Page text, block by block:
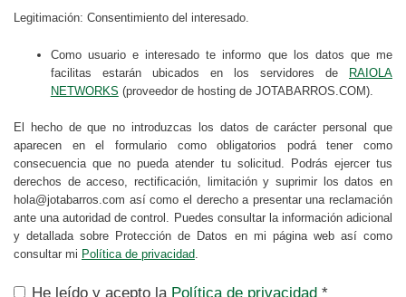
Legitimación: Consentimiento del interesado.
Como usuario e interesado te informo que los datos que me
facilitas estarán ubicados en los servidores de RAIOLA
NETWORKS (proveedor de hosting de JOTABARROS.COM).
El hecho de que no introduzcas los datos de carácter personal que
aparecen en el formulario como obligatorios podrá tener como
consecuencia que no pueda atender tu solicitud. Podrás ejercer tus
derechos de acceso, rectificación, limitación y suprimir los datos en
hola@jotabarros.com así como el derecho a presentar una reclamación
ante una autoridad de control. Puedes consultar la información adicional
y detallada sobre Protección de Datos en mi página web así como
consultar mi Política de privacidad.
He leído y acepto la Política de privacidad *